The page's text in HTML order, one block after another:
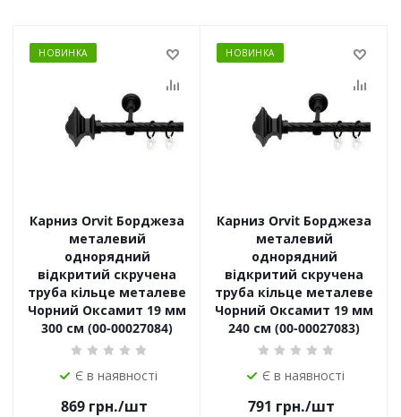
НОВИНКА
Карниз Orvit Борджеза
металевий
однорядний
відкритий скручена
труба кільце металеве
Чорний Оксамит 19 мм
300 см (00-00027084)
Є в наявності
869грн./шт
НОВИНКА
Карниз Orvit Борджеза
металевий
однорядний
відкритий скручена
труба кільце металеве
Чорний Оксамит 19 мм
240 см (00-00027083)
Є в наявності
791 грн./шт